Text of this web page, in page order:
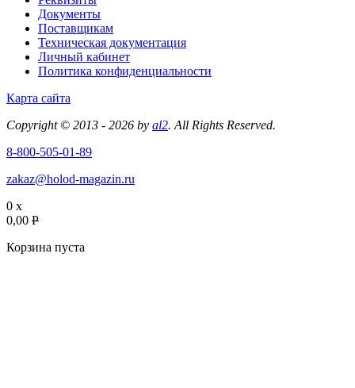
Документы
Поставщикам
Техническая документация
Личный кабинет
Политика конфиденциальности
Карта сайта
Copyright © 2013 - 2026 by al2. All Rights Reserved.
8-800-505-01-89
zakaz@holod-magazin.ru
0 x
0,00 P
Корзина пуста